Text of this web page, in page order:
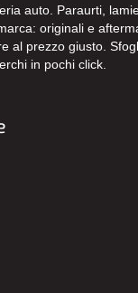
auto. Paraurti,
originali e
al prezzo giusto.
in pochi click.